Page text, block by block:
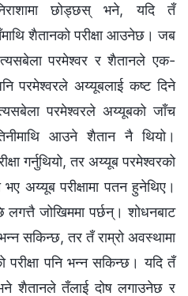
छोड्छस् भने, यदि तँ
शैतानको परीक्षा आउनेछ। जब
परमेश्‍वर र शैतानले एक-
परमेश्‍वरले अय्यूबलाई कष्ट दिने
परमेश्‍वरले अय्यूबको जाँच
आउने शैतान नै थियो।
गर्नुथियो, तर अय्यूब परमेश्‍वरको
अय्यूब परीक्षामा पतन हुनेथिए।
लगत्तै जोखिममा पर्छन्। शोधनबाट
सकिन्छ, तर तँ राम्रो अवस्थामा
पनि भन्न सकिन्छ। यदि तँ
शैतानले तँलाई दोष लगाउनेछ र